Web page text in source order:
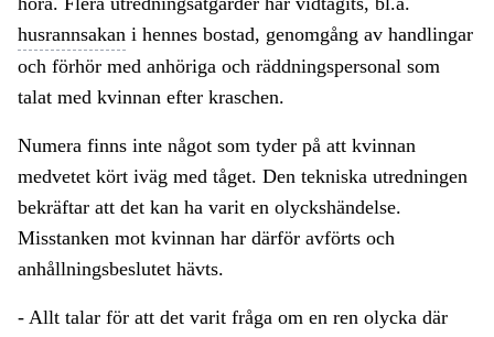
husrannsakan i hennes bostad, genomgång av handlingar
och förhör med anhöriga och räddningspersonal som
talat med kvinnan efter kraschen.
Numera finns inte något som tyder på att kvinnan
medvetet kört iväg med tåget. Den tekniska utredningen
bekräftar att det kan ha varit en olyckshändelse.
Misstanken mot kvinnan har därför avförts och
anhållningsbeslutet hävts.
- Allt talar för att det varit fråga om en ren olycka där